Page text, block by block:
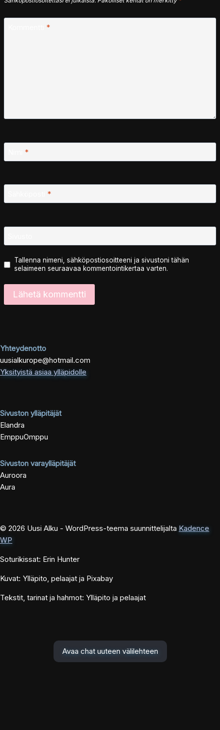
*
*
*
Tallenna nimeni, sähköpostiosoitteeni ja sivustoni tähän
selaimeen seuraavaa kommentointikertaa varten.
Yhteydenotto
uusialkurope@hotmail.com
Yksityistä asiaa ylläpidolle
Sivuston ylläpitäjät
Elandra
EmppuOmppu
Sivuston varaylläpitäjät
Auroora
Aura
© 2026 Uusi Alku - WordPress-teema suunnittelijalta Kadence
WP
Soturikissat: Erin Hunter
Kuvat: Ylläpito, pelaajat ja Pixabay
Tekstit, tarinat ja hahmot: Ylläpito ja pelaajat
Avaa chat uuteen välilehteen